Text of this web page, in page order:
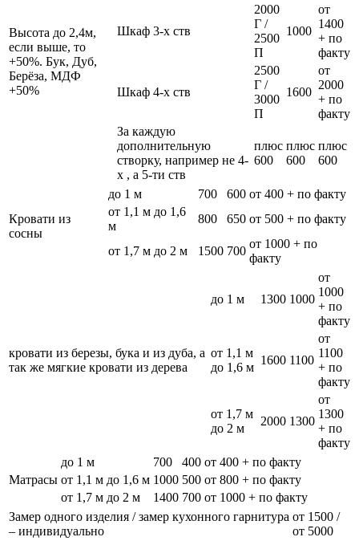
Высота до 2,4м,
если выше, то
+50%. Бук, Дуб,
Берёза, МДФ
+50%
Шкаф 3-х ств
2000
Г /
2500
П
1000
от
1400
+ по
факту
Шкаф 4-х ств
2500
Г /
3000
П
1600
от
2000
+ по
факту
За каждую
дополнительную
створку, например не 4-
х , а 5-ти ств
плюс
600
плюс
600
плюс
600
Кровати из
сосны
до 1 м 700 600 от 400 + по факту
от 1,1 м до 1,6
м
800 650 от 500 + по факту
от 1,7 м до 2 м 1500 700
от 1000 + по
факту
кровати из березы, бука и из дуба, а
так же мягкие кровати из дерева
до 1 м 1300 1000
от
1000
+ по
факту
от 1,1 м
до 1,6 м
1600 1100
от
1100
+ по
факту
от 1,7 м
до 2 м
2000 1300
от
1300
+ по
факту
Матрасы
до 1 м 700 400 от 400 + по факту
от 1,1 м до 1,6 м 1000 500 от 800 + по факту
от 1,7 м до 2 м
1400 700 от 1000 + по факту
Замер одного изделия / замер кухонного гарнитура
– индивидуально
от 1500 /
от 5000